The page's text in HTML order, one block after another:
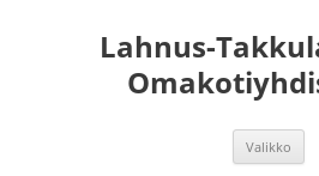
Lahnus-
Valikko